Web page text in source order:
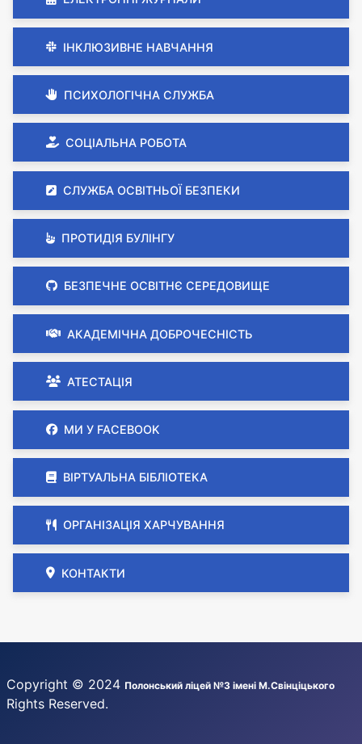
ІНКЛЮЗИВНЕ НАВЧАННЯ
ПСИХОЛОГІЧНА СЛУЖБА
СОЦІАЛЬНА РОБОТА
СЛУЖБА ОСВІТНЬОЇ БЕЗПЕКИ
ПРОТИДІЯ БУЛІНГУ
БЕЗПЕЧНЕ ОСВІТНЄ СЕРЕДОВИЩЕ
АКАДЕМІЧНА ДОБРОЧЕСНІСТЬ
АТЕСТАЦІЯ
МИ У FACEBOOK
ВІРТУАЛЬНА БІБЛІОТЕКА
ОРГАНІЗАЦІЯ ХАРЧУВАННЯ
КОНТАКТИ
Copyright © 2024 Полонський ліцей №3 імені М.Свінціцького
Rights Reserved.